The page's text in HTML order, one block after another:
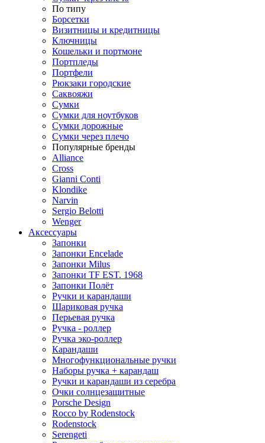
По типу
Борсетки
Визитницы и кредитницы
Ключницы
Кошельки и портмоне
Портпледы
Портфели
Рюкзаки городские
Саквояжи
Сумки
Сумки для ноутбуков
Сумки дорожные
Сумки через плечо
Популярные бренды
Alliance
Cross
Gianni Conti
Klondike
Narvin
Sergio Belotti
Wenger
Аксессуары
Запонки
Запонки Encelade
Запонки Milus
Запонки TF EST. 1968
Запонки Полёт
Ручки и карандаши
Шариковая ручка
Перьевая ручка
Ручка - роллер
Ручка эко-роллер
Карандаши
Многофункциональные ручки
Наборы ручка + карандаш
Ручки и карандаши из серебра
Очки солнцезащитные
Porsche Design
Rocco by Rodenstock
Rodenstock
Serengeti